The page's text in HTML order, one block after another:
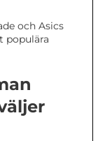
och Asics
populära